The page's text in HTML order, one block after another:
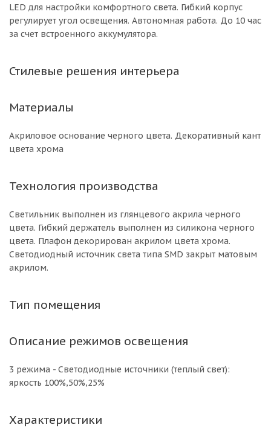
LED для настройки комфортного света. Гибкий корпус
регулирует угол освещения. Автономная работа. До 10 час
за счет встроенного аккумулятора.
Стилевые решения интерьера
Материалы
Акриловое основание черного цвета. Декоративный кант
цвета хрома
Технология производства
Светильник выполнен из глянцевого акрила черного
цвета. Гибкий держатель выполнен из силикона черного
цвета. Плафон декорирован акрилом цвета хрома.
Светодиодный источник света типа SMD закрыт матовым
акрилом.
Тип помещения
Описание режимов освещения
3 режима - Светодиодные источники (теплый свет):
яркоcть 100%,50%,25%
Характеристики